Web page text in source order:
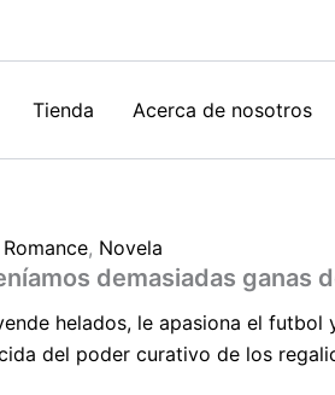
Tienda Acerca de nosotros
, Novela
demasiadas ganas
helados, le apasiona el futbol
del poder curativo de los